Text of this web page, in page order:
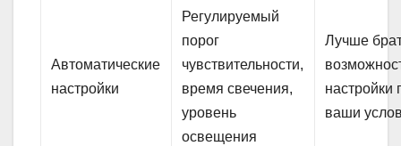
Автоматические
настройки
Регулируемый
порог
чувствительности,
время свечения,
уровень
освещения
Лучше
настройки
ваши